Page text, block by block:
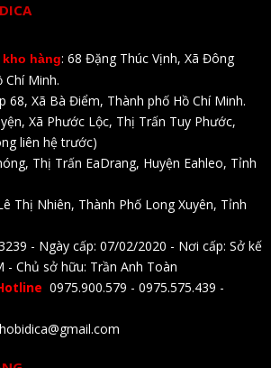
hàng: 68 Đặng Thúc Vịnh, Xã Đông
Chí Minh.
68, Xã Bà Điểm, Thành phố Hồ Chí Minh.
Xã Phước Lộc, Thị Trấn Tuy Phước,
liên hệ trước)
Thị Trấn EaDrang, Huyện Eahleo, Tỉnh
Thị Nhiên, Thành Phố Long Xuyên, Tỉnh
- Ngày cấp: 07/02/2020 - Nơi cấp: Sở kế
- Chủ sở hữu: Trần Anh Toàn
0975.900.579 - 0975.575.439 -